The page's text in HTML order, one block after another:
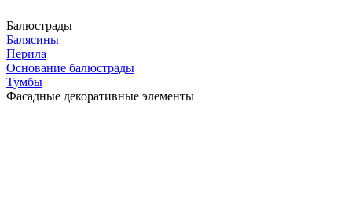
Балюстрады
Балясины
Перила
Основание балюстрады
Тумбы
Фасадные декоративные элементы